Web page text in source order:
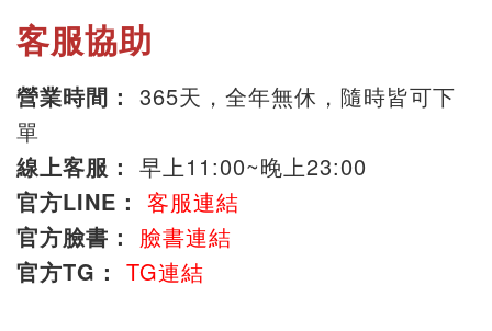
客服協助
營業時間： 365天，全年無休，隨時皆可下
單
線上客服： 早上11:00~晚上23:00
官方LINE： 客服連結
官方臉書： 臉書連結
官方TG： TG連結